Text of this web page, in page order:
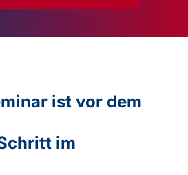
ist vor dem
im